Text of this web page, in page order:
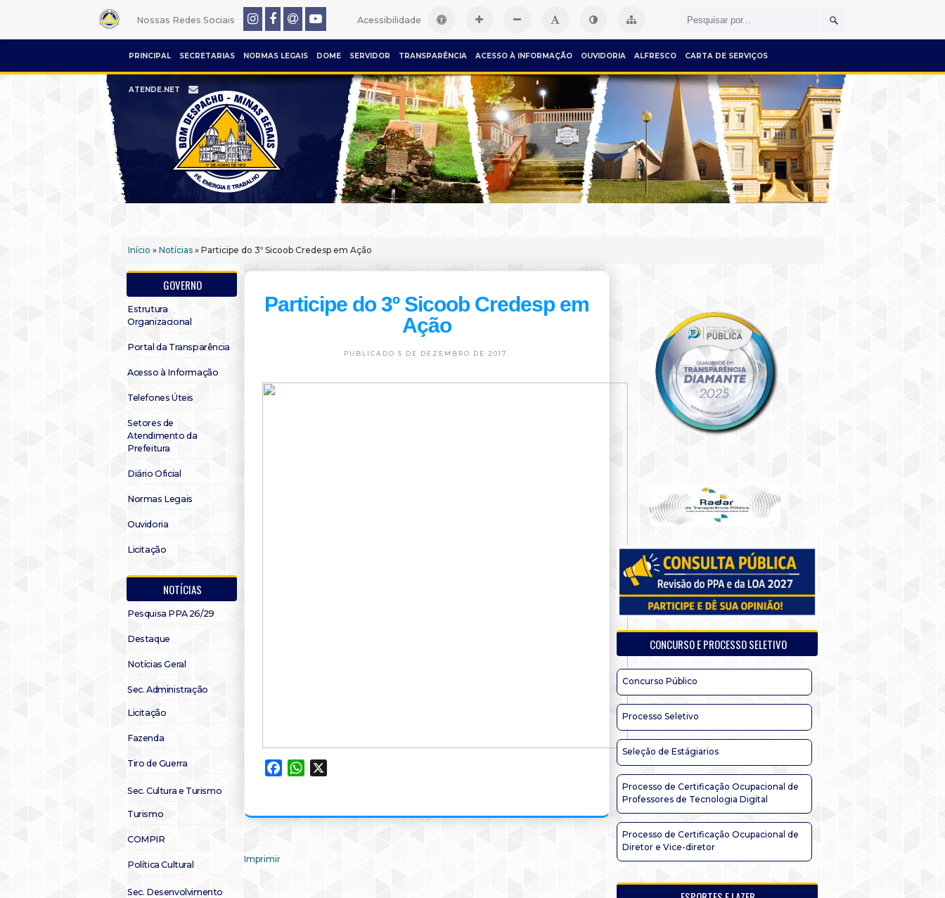
Nossas Redes Sociais Acessibilidade
PRINCIPAL SECRETARIAS NORMAS LEGAIS DOME SERVIDOR TRANSPARÊNCIA ACESSO À INFORMAÇÃO OUVIDORIA ALFRESCO CARTA DE SERVIÇOS
ATENDE.NET
Início » Notícias » Participe do 3º Sicoob Credesp em Ação
GOVERNO
Estrutura
Organizacional
Portal da Transparência
Acesso à Informação
Telefones Úteis
Setores de
Atendimento da
Prefeitura
Diário Oficial
Normas Legais
Ouvidoria
Licitação
NOTÍCIAS
Pesquisa PPA 26/29
Destaque
Notícias Geral
Sec. Administração
Licitação
Fazenda
Tiro de Guerra
Sec. Cultura e Turismo
Turismo
COMPIR
Política Cultural
Sec. Desenvolvimento
Participe do 3º Sicoob Credesp em
Ação
PUBLICADO 5 DE DEZEMBRO DE 2017.
FacebookWhatsApp
Imprimir
CONCURSO E PROCESSO SELETIVO
Concurso Público
Processo Seletivo
Seleção de Estágiarios
Processo de Certificação Ocupacional de
Professores de Tecnologia Digital
Processo de Certificação Ocupacional de
Diretor e Vice-diretor